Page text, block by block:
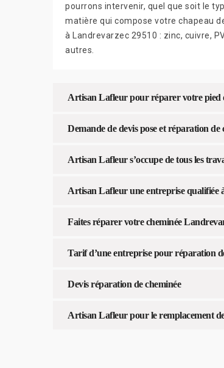
pourrons intervenir, quel que soit le
matière qui compose votre chapeau
à Landrevarzec 29510 : zinc, cuivre,
autres.
Artisan Lafleur pour réparer votre pied
Demande de devis pose et réparation
Artisan Lafleur s’occupe de tous les
Artisan Lafleur une entreprise qualifiée
Faites réparer votre cheminée
Tarif d’une entreprise pour réparation
Devis réparation de cheminée
Artisan Lafleur pour le remplacement